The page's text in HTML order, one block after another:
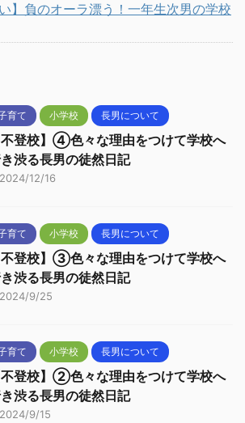
】負のオーラ漂う！一年生次男の学校
育て 小学校 長男について
不登校】④色々な理由をつけて学校へ
渋る長男の徒然日記
2024/12/16
育て 小学校 長男について
不登校】③色々な理由をつけて学校へ
渋る長男の徒然日記
2024/9/25
育て 小学校 長男について
不登校】②色々な理由をつけて学校へ
渋る長男の徒然日記
2024/9/15